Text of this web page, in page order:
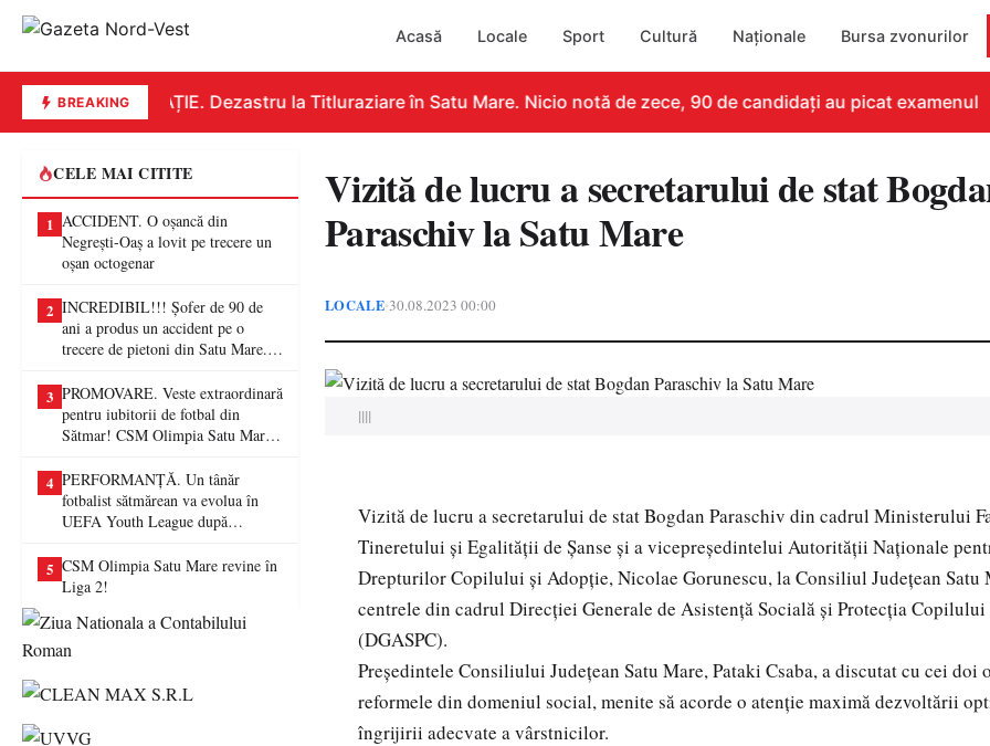
Acasă Locale Sport Cultură Naționale Bursa zvonurilor
BREAKINGEDUCAȚIE. Dezastru la Titluraziare în Satu Mare. Nicio notă de zece, 90 de candidați au picat examenul
CELE MAI CITITE
1 ACCIDENT. O oșancă din
Negrești-Oaș a lovit pe trecere un
oșan octogenar
2 INCREDIBIL!!! Șofer de 90 de
ani a produs un accident pe o
trecere de pietoni din Satu Mare. O
3 PROMOVARE. Veste extraordinară
pentru iubitorii de fotbal din
Sătmar! CSM Olimpia Satu Mare
4 PERFORMANȚĂ. Un tânăr
fotbalist sătmărean va evolua în
UEFA Youth League după
5 CSM Olimpia Satu Mare revine în
Liga 2!
Vizită de lucru a secretarului de stat
Paraschiv la Satu Mare
LOCALE•30.08.2023 00:00
||||
Vizită de lucru a secretarului de stat Bogdan Paraschiv din cadrul Ministerului
Tineretului și Egalității de Șanse și a vicepreședintelui Autorității Naționale
Drepturilor Copilului și Adopție, Nicolae Gorunescu, la Consiliul Județean Satu
centrele din cadrul Direcției Generale de Asistență Socială și Protecția Copilului
(DGASPC).
Președintele Consiliului Județean Satu Mare, Pataki Csaba, a discutat cu cei doi
reformele din domeniul social, menite să acorde o atenție maximă dezvoltării
îngrijirii adecvate a vârstnicilor.